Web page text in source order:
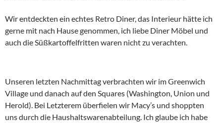
Wir entdeckten ein echtes Retro Diner, das Interieur hätte ich
gerne mit nach Hause genommen, ich liebe Diner Möbel und
auch die Süßkartoffelfritten waren nicht zu verachten.
Unseren letzten Nachmittag verbrachten wir im Greenwich
Village und danach auf den Squares (Washington, Union und
Herold). Bei Letzterem überfielen wir Macy’s und shoppten
uns durch die Haushaltswarenabteilung. Ich glaube ich habe